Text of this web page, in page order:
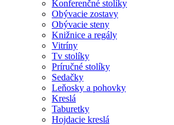
Konferenčné stolíky
Obývacie zostavy
Obývacie steny
Knižnice a regály
Vitríny
Tv stolíky
Príručné stolíky
Sedačky
Leňosky a pohovky
Kreslá
Taburetky
Hojdacie kreslá